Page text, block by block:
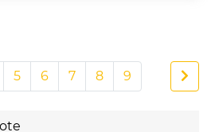
5 6 7 8 9